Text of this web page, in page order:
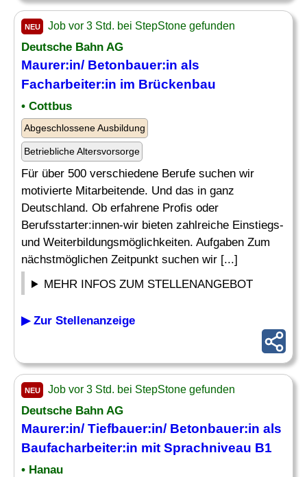
NEU Job vor 3 Std. bei StepStone gefunden
Deutsche Bahn AG
Maurer:in/ Betonbauer:in als
Facharbeiter:in im Brückenbau
• Cottbus
Abgeschlossene Ausbildung
Betriebliche Altersvorsorge
Für über 500 verschiedene Berufe suchen wir
motivierte Mitarbeitende. Und das in ganz
Deutschland. Ob erfahrene Profis oder
Berufsstarter:innen-wir bieten zahlreiche Einstiegs-
und Weiterbildungsmöglichkeiten. Aufgaben Zum
nächstmöglichen Zeitpunkt suchen wir [...]
MEHR INFOS ZUM STELLENANGEBOT
▶ Zur Stellenanzeige
NEU Job vor 3 Std. bei StepStone gefunden
Deutsche Bahn AG
Maurer:in/ Tiefbauer:in/ Betonbauer:in als
Baufacharbeiter:in mit Sprachniveau B1
• Hanau